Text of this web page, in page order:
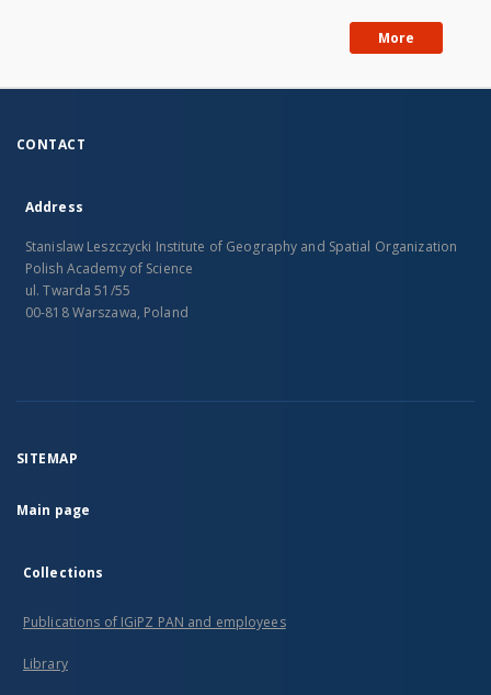
More
CONTACT
Address
Stanislaw Leszczycki Institute of Geography and Spatial Organization
Polish Academy of Science
ul. Twarda 51/55
00-818 Warszawa, Poland
SITEMAP
Main page
Collections
Publications of IGiPZ PAN and employees
Library